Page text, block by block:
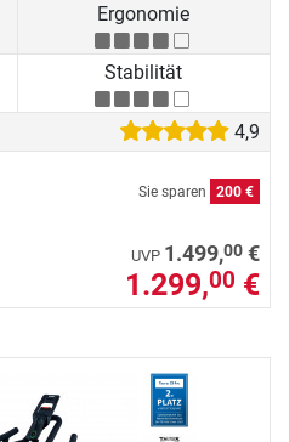
Ergonomie
Stabilität
4,9
Sie sparen 200 €
UVP 1.499,00 €
1.299,00 €